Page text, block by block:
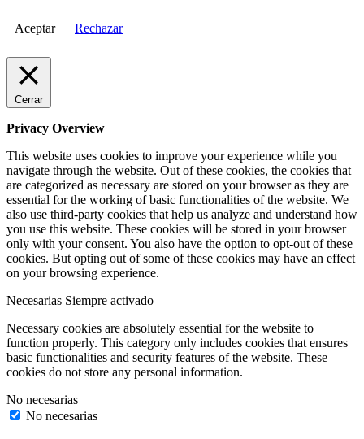
Aceptar Rechazar
Cerrar
Privacy Overview
This website uses cookies to improve your experience while you
navigate through the website. Out of these cookies, the cookies that
are categorized as necessary are stored on your browser as they are
essential for the working of basic functionalities of the website. We
also use third-party cookies that help us analyze and understand how
you use this website. These cookies will be stored in your browser
only with your consent. You also have the option to opt-out of these
cookies. But opting out of some of these cookies may have an effect
on your browsing experience.
Necesarias Siempre activado
Necessary cookies are absolutely essential for the website to
function properly. This category only includes cookies that ensures
basic functionalities and security features of the website. These
cookies do not store any personal information.
No necesarias
No necesarias